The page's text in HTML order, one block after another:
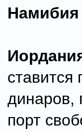
Намибия
ставится
динаров,
порт